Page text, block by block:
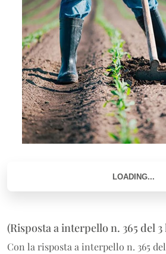
(Risposta a interpello n. 365 del 3
Con la risposta a interpello n. 365